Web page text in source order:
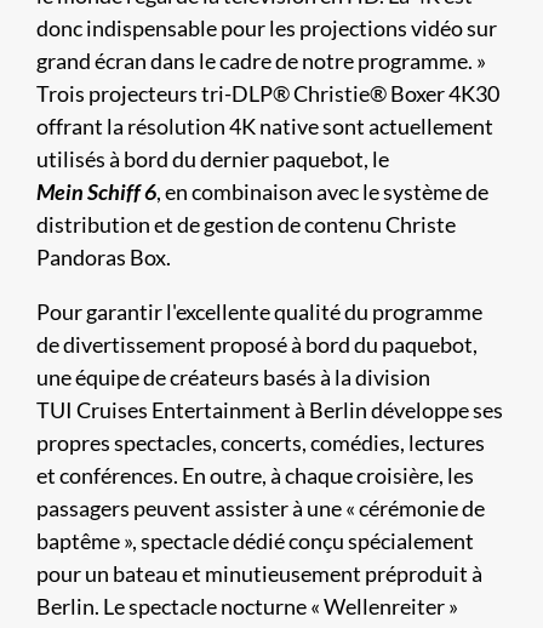
donc indispensable pour les projections vidéo sur
grand écran dans le cadre de notre programme. »
Trois projecteurs tri-DLP® Christie®Boxer 4K30
offrant la résolution 4K native sont actuellement
utilisés à bord du dernier paquebot, le
Mein Schiff 6, en combinaison avec le système de
distribution et de gestion de contenu Christe
Pandoras Box.
Pour garantir l'excellente qualité du programme
de divertissement proposé à bord du paquebot,
une équipe de créateurs basés à la division
TUI Cruises Entertainment à Berlin développe ses
propres spectacles, concerts, comédies, lectures
et conférences. En outre, à chaque croisière, les
passagers peuvent assister à une « cérémonie de
baptême », spectacle dédié conçu spécialement
pour un bateau et minutieusement préproduit à
Berlin. Le spectacle nocturne « Wellenreiter »